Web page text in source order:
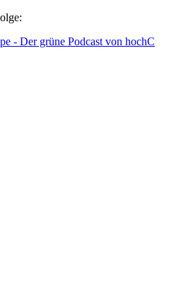
- Der grüne Podcast von hochC